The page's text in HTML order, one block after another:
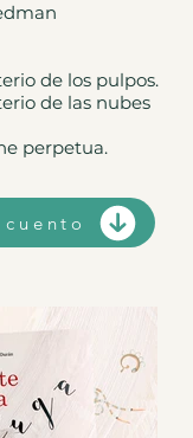
de los pulpos.
de las nubes
perpetua.